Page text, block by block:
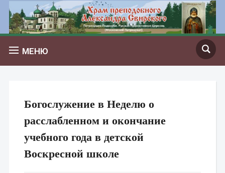
МЕНЮ
Богослужение в Неделю о
расслабленном и окончание
учебного года в детской
Воскресной школе